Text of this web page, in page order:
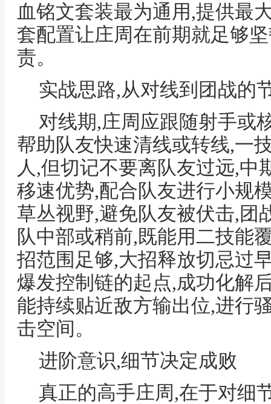
血铭文套装最为通用,提供最
套配置让庄周在前期就足够
责。
实战思路,从对线到团战的
对线期,庄周应跟随射手或
帮助队友快速清线或转线,一
人,但切记不要离队友过远,中
移速优势,配合队友进行小规
草丛视野,避免队友被伏击,团
队中部或稍前,既能用二技能
招范围足够,大招释放切忌过
爆发控制链的起点,成功化解
能持续贴近敌方输出位,进行
击空间。
进阶意识,细节决定成败
真正的高手庄周,在于对细